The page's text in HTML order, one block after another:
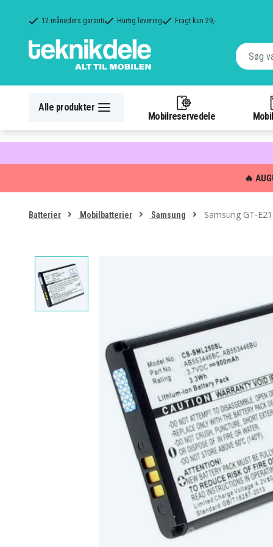
12 måneders garanti Hurtig levering Fragt kun 29,-
Alle produkter
Mobilreservedele
🔥
Batterier Mobilbatterier Samsung Samsung GT-